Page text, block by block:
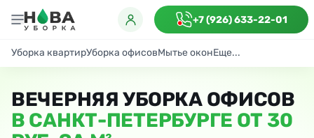
+7 (926) 633-22-01
Уборка квартирУборка офисовМытье оконЕще...
ВЕЧЕРНЯЯ УБОРКА ОФИСОВ
В САНКТ-ПЕТЕРБУРГЕ ОТ 30